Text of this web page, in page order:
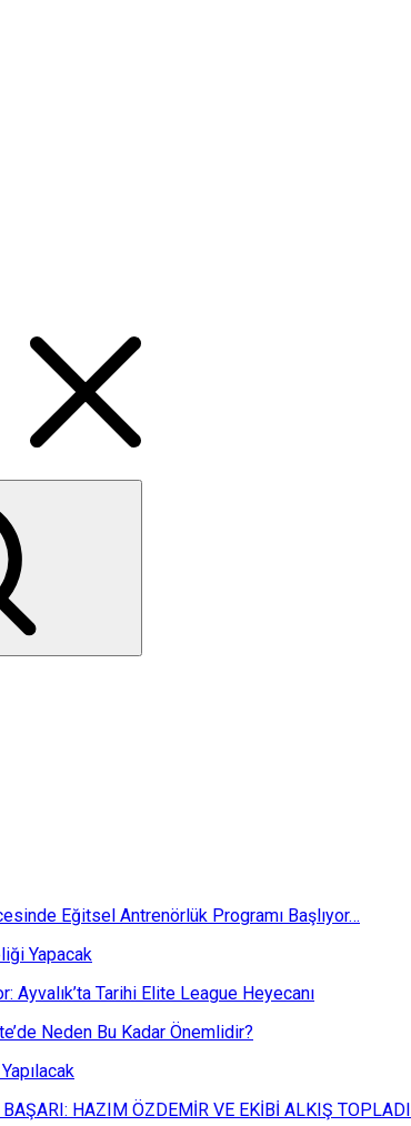
Eğitsel Antrenörlük Programı Başlıyor…
Yapacak
Ayvalık’ta Tarihi Elite League Heyecanı
Neden Bu Kadar Önemlidir?
HAZIM ÖZDEMİR VE EKİBİ ALKIŞ TOPLADI